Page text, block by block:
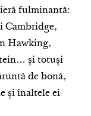
fulminantă:
Cambridge,
Hawking,
și totuși
de bonă,
și înaltele ei